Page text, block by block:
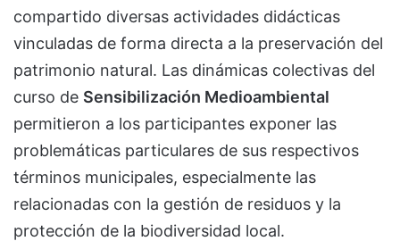
compartido diversas actividades didácticas
vinculadas de forma directa a la preservación del
patrimonio natural. Las dinámicas colectivas del
curso de Sensibilización Medioambiental
permitieron a los participantes exponer las
problemáticas particulares de sus respectivos
términos municipales, especialmente las
relacionadas con la gestión de residuos y la
protección de la biodiversidad local.